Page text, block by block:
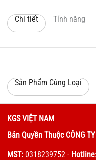
Chi tiết Tính năng
Sản Phẩm Cùng Loại
KGS VIỆT NAM
Bản Quyền Thuộc CÔNG
MST: 0318239752 - Hotline